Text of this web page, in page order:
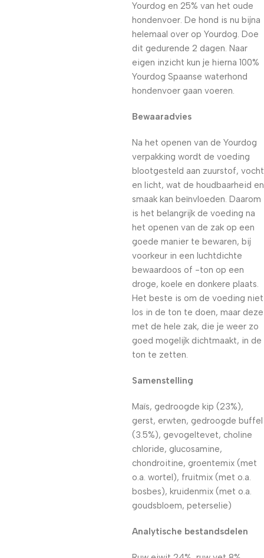
Yourdog en 25% van het oude
hondenvoer. De hond is nu bijna
helemaal over op Yourdog. Doe
dit gedurende 2 dagen. Naar
eigen inzicht kun je hierna 100%
Yourdog Spaanse waterhond
hondenvoer gaan voeren.
Bewaaradvies
Na het openen van de Yourdog
verpakking wordt de voeding
blootgesteld aan zuurstof, vocht
en licht, wat de houdbaarheid en
smaak kan beïnvloeden. Daarom
is het belangrijk de voeding na
het openen van de zak op een
goede manier te bewaren, bij
voorkeur in een luchtdichte
bewaardoos of -ton op een
droge, koele en donkere plaats.
Het beste is om de voeding niet
los in de ton te doen, maar deze
met de hele zak, die je weer zo
goed mogelijk dichtmaakt, in de
ton te zetten.
Samenstelling
Maïs, gedroogde kip (23%),
gerst, erwten, gedroogde buffel
(3.5%), gevogeltevet, choline
chloride, glucosamine,
chondroitine, groentemix (met
o.a. wortel), fruitmix (met o.a.
bosbes), kruidenmix (met o.a.
goudsbloem, peterselie)
Analytische bestandsdelen